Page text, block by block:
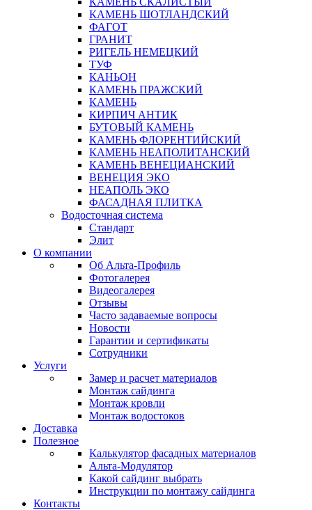
КАМЕНЬ ШОТЛАНДСКИЙ
ФАГОТ
ГРАНИТ
РИГЕЛЬ НЕМЕЦКИЙ
ТУФ
КАНЬОН
КАМЕНЬ ПРАЖСКИЙ
КАМЕНЬ
КИРПИЧ АНТИК
БУТОВЫЙ КАМЕНЬ
КАМЕНЬ ФЛОРЕНТИЙСКИЙ
КАМЕНЬ НЕАПОЛИТАНСКИЙ
КАМЕНЬ ВЕНЕЦИАНСКИЙ
ВЕНЕЦИЯ ЭКО
НЕАПОЛЬ ЭКО
ФАСАДНАЯ ПЛИТКА
Водосточная система
Стандарт
Элит
О компании
Об Альта-Профиль
Фотогалерея
Видеогалерея
Отзывы
Часто задаваемые вопросы
Новости
Гарантии и сертификаты
Сотрудники
Услуги
Замер и расчет материалов
Монтаж сайдинга
Монтаж кровли
Монтаж водостоков
Доставка
Полезное
Калькулятор фасадных материалов
Альта-Модулятор
Какой сайдинг выбрать
Инструкции по монтажу сайдинга
Контакты